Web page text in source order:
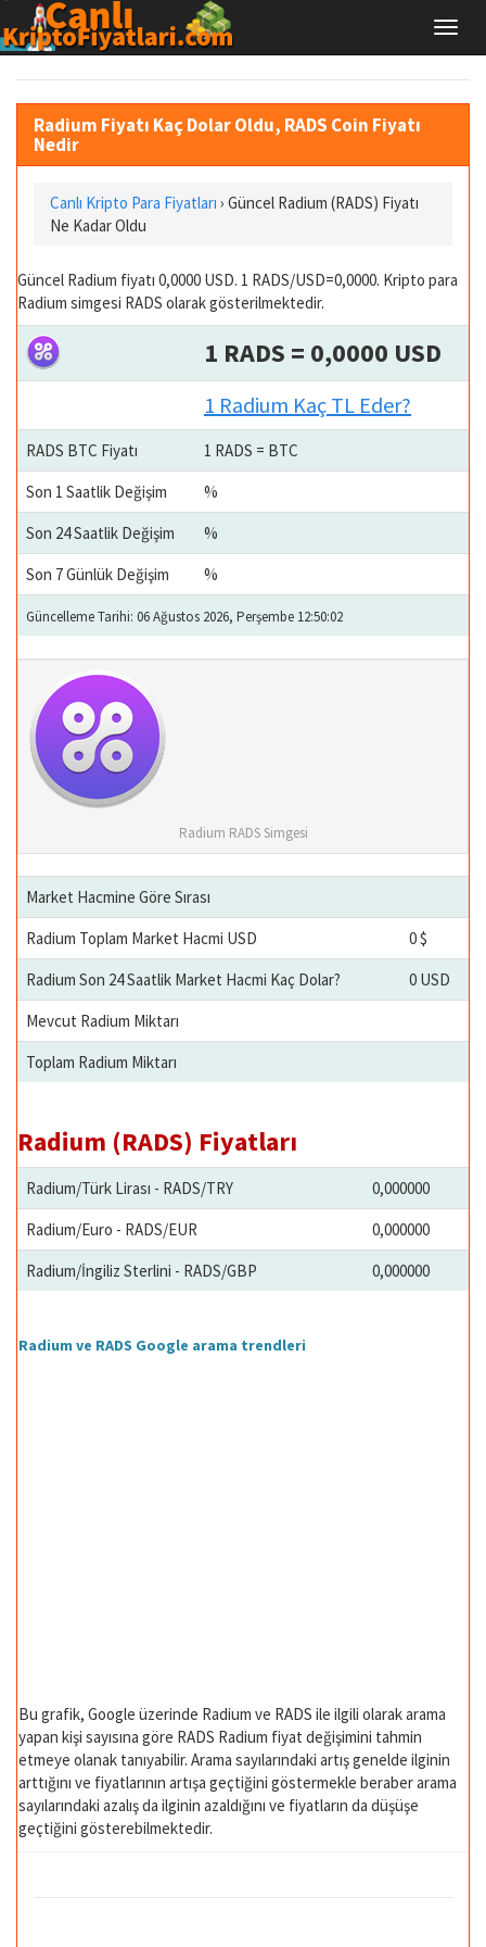
Radium Fiyatı Kaç Dolar Oldu, RADS Coin Fiyatı
Nedir
Canlı Kripto Para Fiyatları › Güncel Radium (RADS) Fiyatı
Ne Kadar Oldu
Güncel Radium fiyatı 0,0000 USD. 1 RADS/USD=0,0000. Kripto para
Radium simgesi RADS olarak gösterilmektedir.
1 RADS = 0,0000 USD
1 Radium Kaç TL Eder?
RADS BTC Fiyatı
1 RADS = BTC
Son 1 Saatlik Değişim
%
Son 24 Saatlik Değişim
%
Son 7 Günlük Değişim
%
Güncelleme Tarihi: 06 Ağustos 2026, Perşembe 12:50:02
Radium RADS Simgesi
Market Hacmine Göre Sırası
Radium Toplam Market Hacmi USD
0 $
Radium Son 24 Saatlik Market Hacmi Kaç Dolar?
0 USD
Mevcut Radium Miktarı
Toplam Radium Miktarı
Radium (RADS) Fiyatları
Radium/Türk Lirası - RADS/TRY
0,000000
Radium/Euro - RADS/EUR
0,000000
Radium/İngiliz Sterlini - RADS/GBP
0,000000
Radium ve RADS Google arama trendleri
Bu grafik, Google üzerinde Radium ve RADS ile ilgili olarak arama
yapan kişi sayısına göre RADS Radium fiyat değişimini tahmin
etmeye olanak tanıyabilir. Arama sayılarındaki artış genelde ilginin
arttığını ve fiyatlarının artışa geçtiğini göstermekle beraber arama
sayılarındaki azalış da ilginin azaldığını ve fiyatların da düşüşe
geçtiğini gösterebilmektedir.